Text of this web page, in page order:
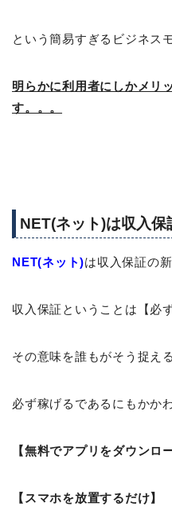
という簡易すぎるビジネス
明らかに利用者にしかメリ
す。。。
NET(ネット)は収入保
NET(ネット)は収入保証の
収入保証ということは【必
その意味を誰もがそう捉え
必ず稼げるであるにもかか
【無料でアプリをダウンロ
【スマホを放置するだけ】